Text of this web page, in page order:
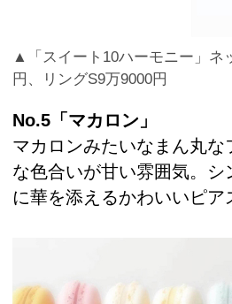
▲「スイート10ハーモニー」ネ
円、リングS9万9000円
No.5「マカロン」
マカロンみたいなまん丸
な色合いが甘い雰囲気。シ
に華を添えるかわいいピア